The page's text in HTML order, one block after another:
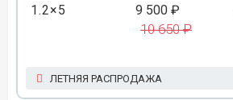
1.2×5 9 500 ₽
10 650 ₽
ЛЕТНЯЯ РАСПРОДАЖА